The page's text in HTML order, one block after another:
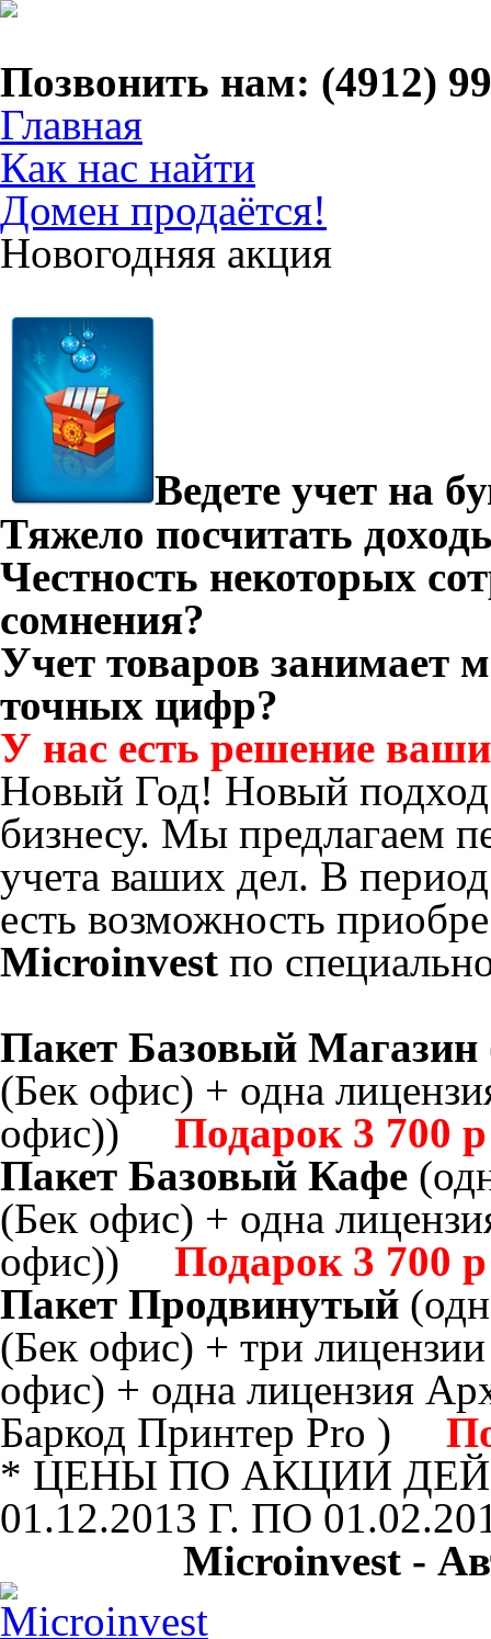
Позвонить нам: (4912)
Главная
Как нас найти
Домен продаётся!
Новогодняя акция
Ведете учет на
Тяжело посчитать
Честность некоторых
сомнения?
Учет товаров занимает
точных цифр?
У нас есть решение
Новый Год! Новый
бизнесу. Мы предлагаем
учета ваших дел. В
есть возможность
Microinvest по
Пакет Базовый Магазин
(Бек офис) + одна
офис)) Подарок 3 700 р
Пакет Базовый Кафе
(Бек офис) + одна
офис)) Подарок 3 700 р
Пакет Продвинутый
(Бек офис) + три
офис) + одна лицензия
Баркод Принтер Pro )
* ЦЕНЫ ПО АКЦИИ
01.12.2013 Г. ПО
Microinvest -